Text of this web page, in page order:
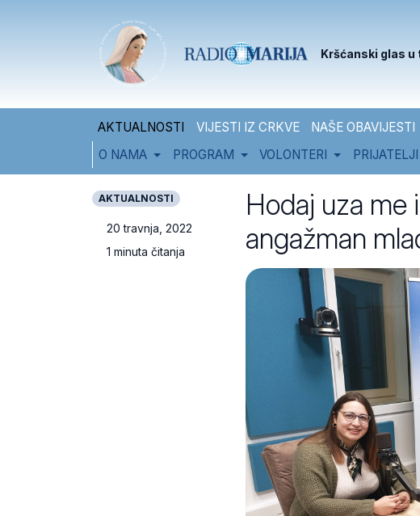
Kršćanski glas u
AKTUALNOSTI VIJESTI IZ CRKVE NAŠE OBAVIJESTI
O NAMA
PROGRAM VOLONTERI PRIJATELJI
AKTUALNOSTI
20 travnja, 2022
1 minuta čitanja
Hodaj uza me
angažman